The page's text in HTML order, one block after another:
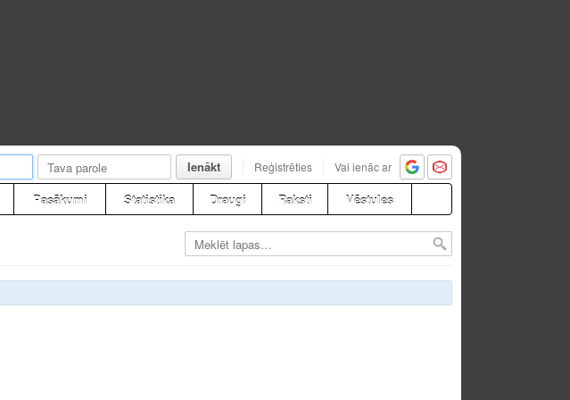
Ienākt Reģistrēties Vai ienāc ar
Pasākumi Statistika Draugi Raksti Vēstules